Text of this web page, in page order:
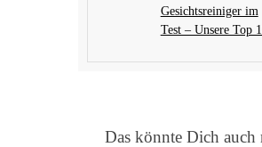
Gesichtsreiniger im
Test – Unsere Top
Das könnte Dich auch